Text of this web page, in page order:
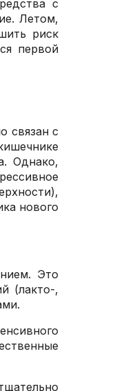
с
Летом,
риск
первой
связан с
Однако,
нового
Это
(лакто-,